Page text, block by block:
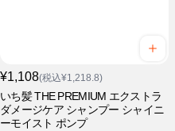
¥1,108(税込¥1,218.8)
いち髪 THE PREMIUM エクストラ
ダメージケア シャンプー シャイニ
ーモイスト ポンプ